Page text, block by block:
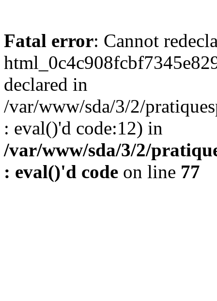
Fatal error: Cannot
declared in
/var/www/sda/3/2/
: eval()'d code:12) in
/var/www/sda/3/2/
: eval()'d code on line 77